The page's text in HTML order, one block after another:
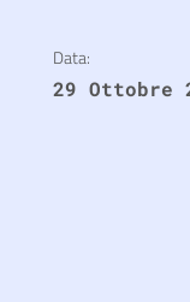
Data:
29 Ottobre